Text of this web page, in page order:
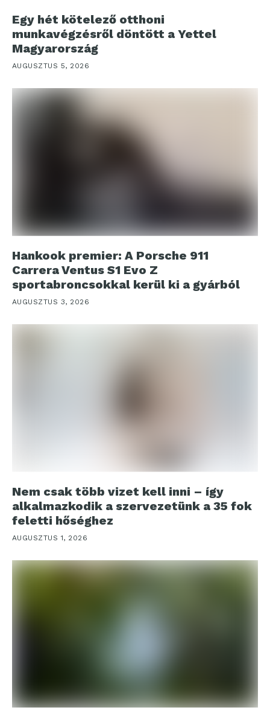
Egy hét kötelező otthoni
munkavégzésről döntött a Yettel
Magyarország
AUGUSZTUS 5, 2026
Hankook premier: A Porsche 911
Carrera Ventus S1 Evo Z
sportabroncsokkal kerül ki a gyárból
AUGUSZTUS 3, 2026
Nem csak több vizet kell inni – így
alkalmazkodik a szervezetünk a 35 fok
feletti hőséghez
AUGUSZTUS 1, 2026